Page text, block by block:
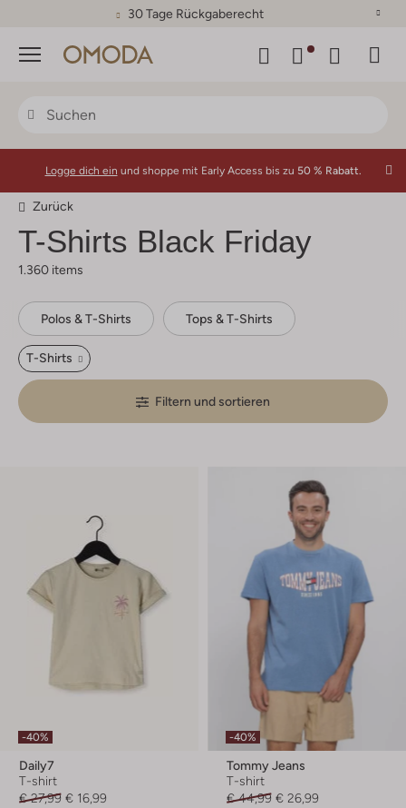
30 Tage Rückgaberecht
Menü
Logge dich ein und shoppe mit Early Access bis zu 50 % Rabatt.
Zurück
T-Shirts Black Friday
1.360 items
Polos & T-Shirts Tops & T-Shirts
T-Shirts
Filtern und sortieren
-40%
Daily7
T-shirt
€ 27,99 € 16,99
-40%
Tommy Jeans
T-shirt
€ 44,99 € 26,99